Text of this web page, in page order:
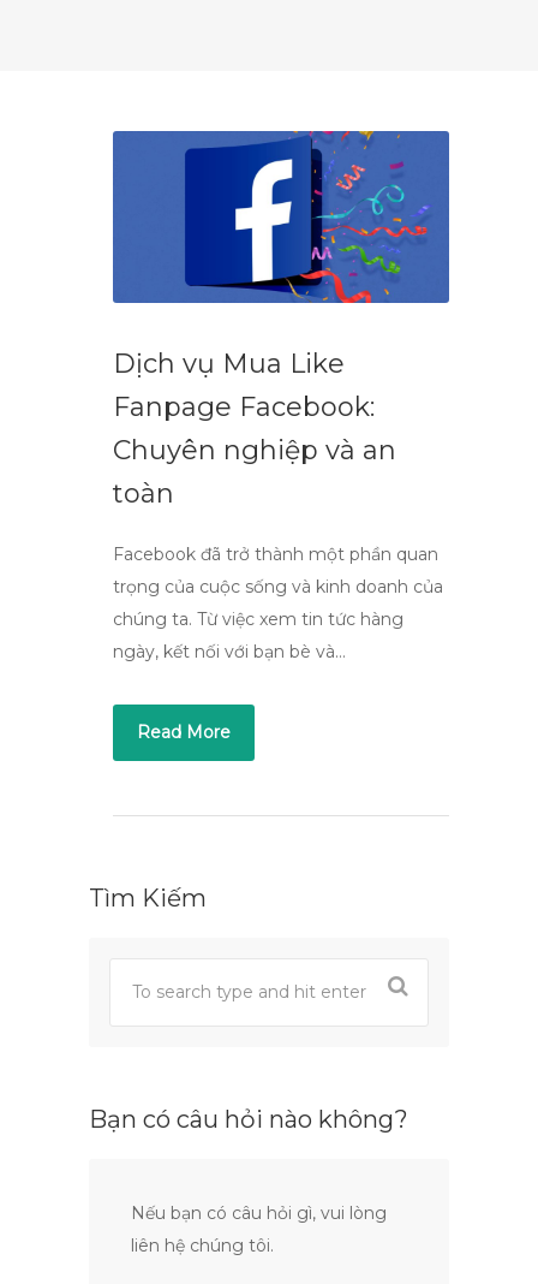
Dịch vụ Mua Like
Fanpage Facebook:
Chuyên nghiệp và an
toàn
Facebook đã trở thành một phần quan
trọng của cuộc sống và kinh doanh của
chúng ta. Từ việc xem tin tức hàng
ngày, kết nối với bạn bè và…
Read More
Tìm Kiếm
Bạn có câu hỏi nào không?
Nếu bạn có câu hỏi gì, vui lòng
liên hệ chúng tôi.